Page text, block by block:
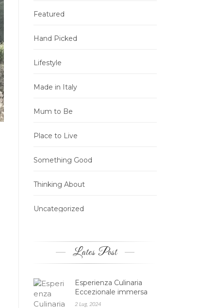
Featured
Hand Picked
Lifestyle
Made in Italy
Mum to Be
Place to Live
Something Good
Thinking About
Uncategorized
Lates Post
Esperienza Culinaria
Eccezionale immersa
nella Natura: Agrires…
2 Lug, 2024